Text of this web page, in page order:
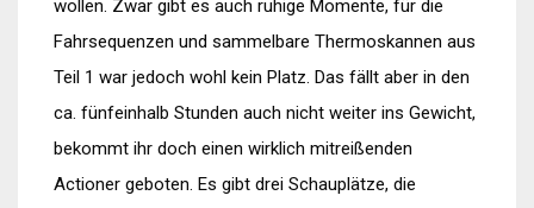
wollen. Zwar gibt es auch ruhige Momente, für die
Fahrsequenzen und sammelbare Thermoskannen aus
Teil 1 war jedoch wohl kein Platz. Das fällt aber in den
ca. fünfeinhalb Stunden auch nicht weiter ins Gewicht,
bekommt ihr doch einen wirklich mitreißenden
Actioner geboten. Es gibt drei Schauplätze, die